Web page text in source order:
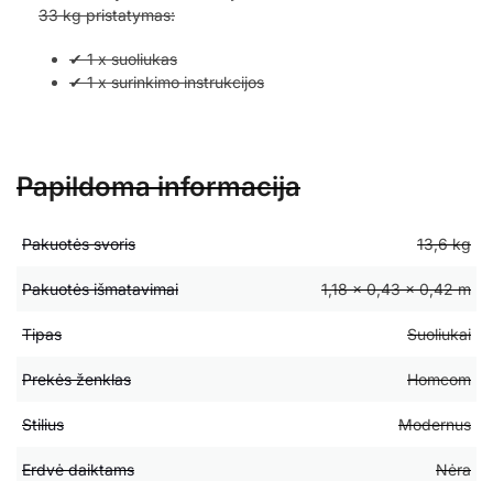
33 kg pristatymas:
✔ 1 x suoliukas
✔ 1 x surinkimo instrukcijos
Papildoma informacija
Pakuotės svoris 13,6 kg
Pakuotės išmatavimai 1,18 × 0,43 × 0,42 m
Tipas Suoliukai
Prekės ženklas Homcom
Stilius Modernus
Erdvė daiktams Nėra